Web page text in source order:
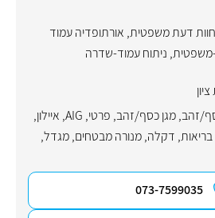
חוות דעת משפטית, אורתופדיה עמוד
משפטית, ניתוח עמוד-שדרה
זהב,מגן כסף/זהב, פרטי,
AIG
, איילון,
, דקלה,מנורה מבטחים,מגדל,
073-7599035